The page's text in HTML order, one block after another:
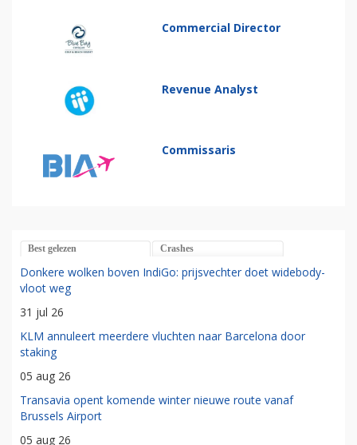
Commercial Director
Revenue Analyst
Commissaris
Best gelezen Crashes
Donkere wolken boven IndiGo: prijsvechter doet widebody-
vloot weg
31 jul 26
KLM annuleert meerdere vluchten naar Barcelona door
staking
05 aug 26
Transavia opent komende winter nieuwe route vanaf
Brussels Airport
05 aug 26